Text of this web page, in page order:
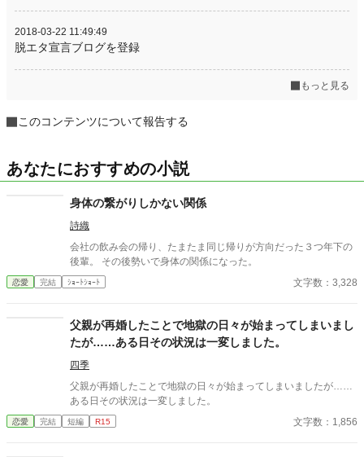
2018-03-22 11:49:49
脱エタ宣言ブログを登録
もっと見る
このコンテンツについて報告する
あなたにおすすめの小説
身体の繋がりしかない関係
詩織
会社の飲み会の帰り、たまたま同じ帰りが方向だった３つ年下の
後輩。 その後勢いで身体の関係になった。
恋愛 完結 ｼｮｰﾄｼｮｰﾄ 文字数：3,328
父親が再婚したことで地獄の日々が始まってしまいまし
たが……ある日その状況は一変しました。
四季
父親が再婚したことで地獄の日々が始まってしまいましたが……
ある日その状況は一変しました。
恋愛 完結 短編 R15 文字数：1,856